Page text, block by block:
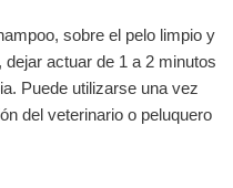
sobre el pelo limpio y
actuar de 1 a 2 minutos
Puede utilizarse una vez
del veterinario o peluquero